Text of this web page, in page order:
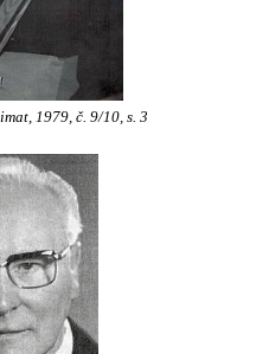
1979, č. 9/10, s. 3